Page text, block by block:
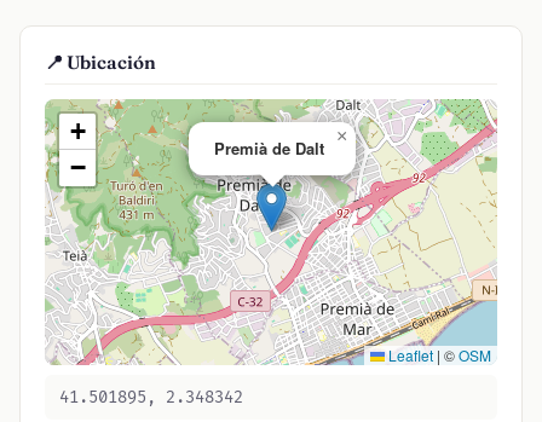
📍 Ubicación
Premià de Dalt
×
+
−
Leaflet | ©OSM
41.501895, 2.348342